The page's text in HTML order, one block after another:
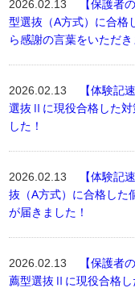
2026.02.13
【保護者
型選抜（A方式）に合格
ら感謝の言葉をいただ
2026.02.13
【体験記
選抜Ⅱに現役合格した対
した！
2026.02.13
【体験記
抜（A方式）に合格した
が届きました！
2026.02.13
【保護者
薦型選抜Ⅱに現役合格し